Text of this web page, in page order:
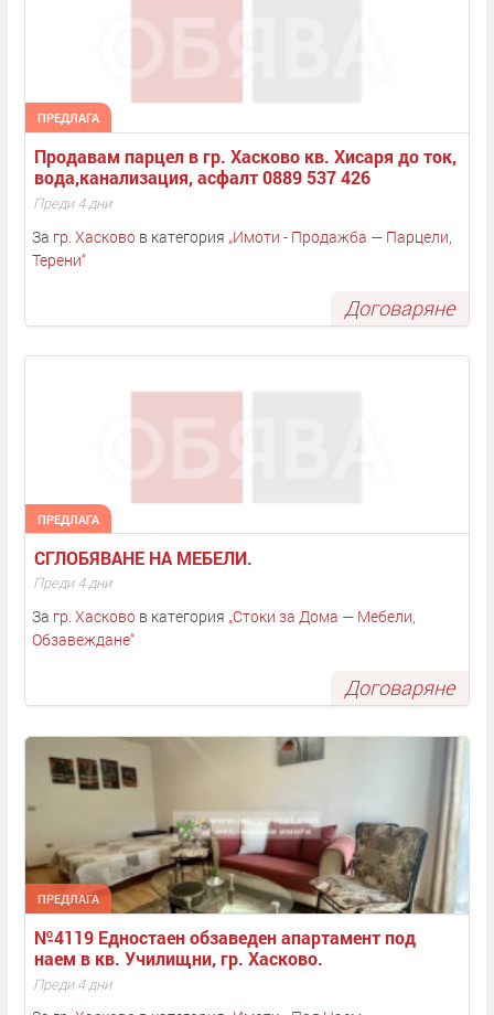
ПРЕДЛАГА
Продавам парцел в гр. Хасково кв. Хисаря до ток,
вода,канализация, асфалт 0889 537 426
Преди 4 дни
За гр. Хасковов категория „Имоти - Продажба — Парцели,
Терени“
Договаряне
ПРЕДЛАГА
СГЛОБЯВАНЕ НА МЕБЕЛИ.
Преди 4 дни
За гр. Хасковов категория „Стоки за Дома — Мебели,
Обзавеждане“
Договаряне
ПРЕДЛАГА
№4119 Едностаен обзаведен апартамент под
наем в кв. Училищни, гр. Хасково.
Преди 4 дни